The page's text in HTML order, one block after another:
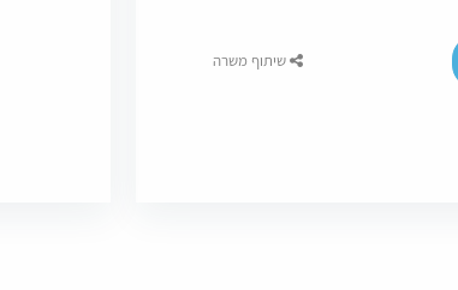
שיתוף משרה